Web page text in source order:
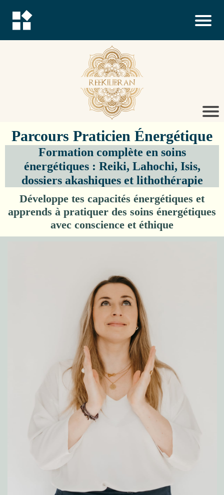
Parcours Praticien Énergétique
Formation complète en soins
énergétiques : Reiki, Lahochi, Isis,
dossiers akashiques et lithothérapie
Développe tes capacités énergétiques et
apprends à pratiquer des soins énergétiques
avec conscience et éthique